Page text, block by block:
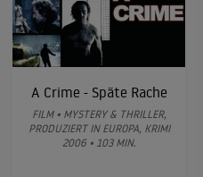
A Crime - Späte Rache
FILM • MYSTERY & THRILLER,
PRODUZIERT IN EUROPA, KRIMI
2006 • 103 MIN.